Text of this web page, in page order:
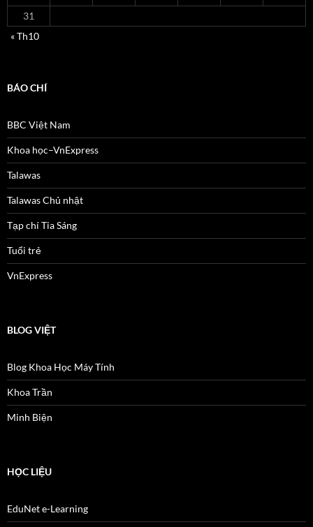
31
« Th10
BÁO CHÍ
BBC Việt Nam
Khoa học–VnExpress
Talawas
Talawas Chủ nhật
Tạp chí Tia Sáng
Tuổi trẻ
VnExpress
BLOG VIỆT
Blog Khoa Học Máy Tính
Khoa Trần
Minh Biện
HỌC LIỆU
EduNet e-Learning